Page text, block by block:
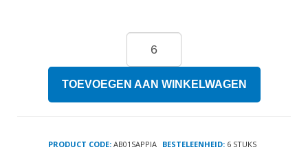
TOEVOEGEN AAN WINKELWAGEN
PRODUCT CODE: AB01SAPPIA BESTELEENHEID: 6 STUKS